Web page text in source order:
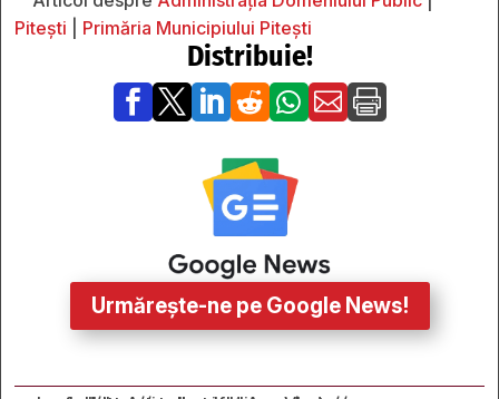
Pitești
Primăria Municipiului Pitești
Distribuie!
      
Urmărește-ne pe Google News!